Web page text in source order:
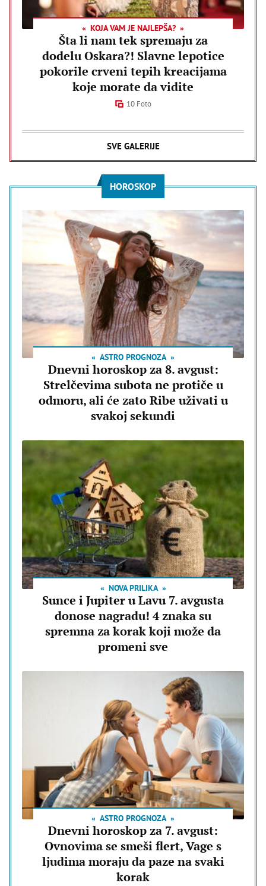
KOJA VAM JE NAJLEPŠA?
Šta li nam tek spremaju za
dodelu Oskara?! Slavne lepotice
pokorile crveni tepih kreacijama
koje morate da vidite
10 Foto
SVE GALERIJE
HOROSKOP
ASTRO PROGNOZA
Dnevni horoskop za 8. avgust:
Strelčevima subota ne protiče u
odmoru, ali će zato Ribe uživati u
svakoj sekundi
NOVA PRILIKA
Sunce i Jupiter u Lavu 7. avgusta
donose nagradu! 4 znaka su
spremna za korak koji može da
promeni sve
ASTRO PROGNOZA
Dnevni horoskop za 7. avgust:
Ovnovima se smeši flert, Vage s
ljudima moraju da paze na svaki
korak